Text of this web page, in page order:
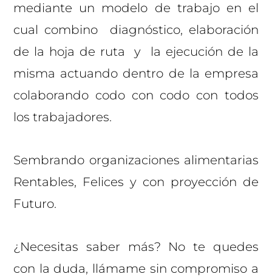
mediante un modelo de trabajo en el
cual combino diagnóstico, elaboración
de la hoja de ruta y la ejecución de la
misma actuando dentro de la empresa
colaborando codo con codo con todos
los trabajadores.
Sembrando organizaciones alimentarias
Rentables, Felices y con proyección de
Futuro.
¿Necesitas saber más? No te quedes
con la duda, llámame sin compromiso a